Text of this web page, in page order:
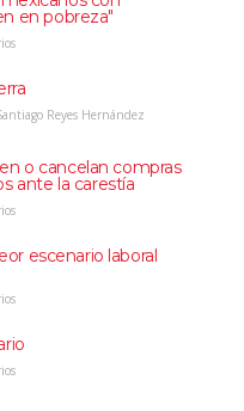
en pobreza"
Reyes Hernández
o cancelan compras
ante la carestía
escenario laboral